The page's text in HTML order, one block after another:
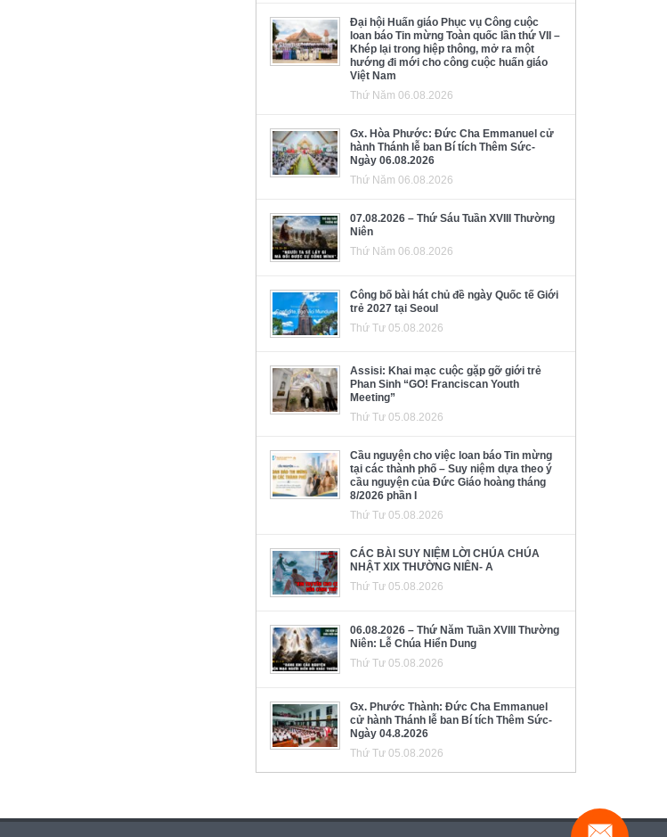
Đại hội Huấn giáo Phục vụ Công cuộc
loan báo Tin mừng Toàn quốc lần thứ VII –
Khép lại trong hiệp thông, mở ra một
hướng đi mới cho công cuộc huấn giáo
Việt Nam
Thứ Năm 06.08.2026
Gx. Hòa Phước: Đức Cha Emmanuel cử
hành Thánh lễ ban Bí tích Thêm Sức-
Ngày 06.08.2026
Thứ Năm 06.08.2026
07.08.2026 – Thứ Sáu Tuần XVIII Thường
Niên
Thứ Năm 06.08.2026
Công bố bài hát chủ đề ngày Quốc tế Giới
trẻ 2027 tại Seoul
Thứ Tư 05.08.2026
Assisi: Khai mạc cuộc gặp gỡ giới trẻ
Phan Sinh “GO! Franciscan Youth
Meeting”
Thứ Tư 05.08.2026
Cầu nguyện cho việc loan báo Tin mừng
tại các thành phố – Suy niệm dựa theo ý
cầu nguyện của Đức Giáo hoàng tháng
8/2026 phần I
Thứ Tư 05.08.2026
CÁC BÀI SUY NIỆM LỜI CHÚA CHÚA
NHẬT XIX THƯỜNG NIÊN- A
Thứ Tư 05.08.2026
06.08.2026 – Thứ Năm Tuần XVIII Thường
Niên: Lễ Chúa Hiển Dung
Thứ Tư 05.08.2026
Gx. Phước Thành: Đức Cha Emmanuel
cử hành Thánh lễ ban Bí tích Thêm Sức-
Ngày 04.8.2026
Thứ Tư 05.08.2026